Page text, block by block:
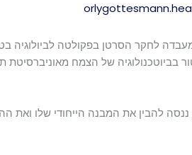
המעבדה לחקר הסרטן בפקולטה
בביוטכנולוגיה של הצמח
להבין את המבנה הייחודי שלו ואת